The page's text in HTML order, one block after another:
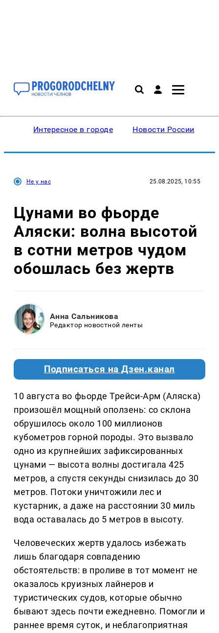
Интересное в городе Новости России
Не у нас 25.08.2025, 10:55
Цунами во фьорде
Аляски: волна высотой
в сотни метров чудом
обошлась без жертв
Анна Сальникова
Редактор новостной ленты
Подписаться на Дзен.канал
10 августа во фьорде Трейси-Арм (Аляска)
произошёл мощный оползень: со склона
обрушилось около 100 миллионов
кубометров горной породы. Это вызвало
одно из крупнейших зафиксированных
цунами — высота волны достигала 425
метров, а спустя секунды снизилась до 30
метров. Потоки уничтожили лес и
кустарник, а даже на расстоянии 30 миль
вода оставалась до 5 метров в высоту.
Человеческих жертв удалось избежать
лишь благодаря совпадению
обстоятельств: в проливе в тот момент не
оказалось круизных лайнеров и
туристических судов, которые обычно
бывают здесь почти ежедневно. Помогли и
раннее время суток, и неблагоприятная